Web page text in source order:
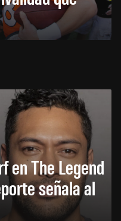
en The Legend
señala al